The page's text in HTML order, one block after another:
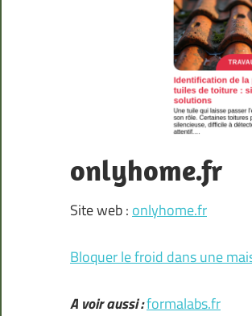
onlyhome.fr
Site web : onlyhome.fr
Bloquer le froid dans une
A voir aussi :formalabs.fr